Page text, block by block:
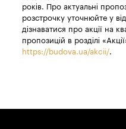
років. Про актуальні
розстрочку уточнюйте у
дізнаватися про акції на
пропозицій в розділі
https://budova.ua/akcii/.